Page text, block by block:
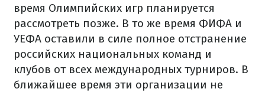
время Олимпийских игр планируется
рассмотреть позже. В то же время ФИФА и
УЕФА оставили в силе полное отстранение
российских национальных команд и
клубов от всех международных турниров. В
ближайшее время эти организации не